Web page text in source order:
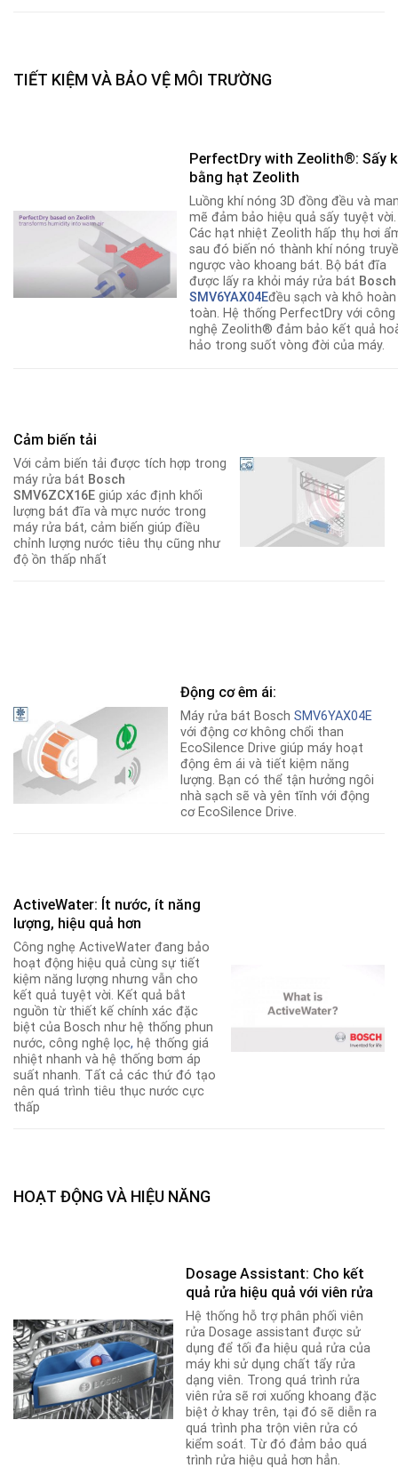
TIẾT KIỆM VÀ BẢO VỆ MÔI TRƯỜNG
PerfectDry with Zeolith®: Sấy
bằng hạt Zeolith
Luồng khí nóng 3D đồng đều và
mẽ đảm bảo hiệu quả sấy tuyệt vời.
Các hạt nhiệt Zeolith hấp thụ hơi
sau đó biến nó thành khí nóng
ngược vào khoang bát. Bộ bát đĩa
được lấy ra khỏi máy rửa bát Bosch
SMV6YAX04Eđều sạch và khô hoàn
toàn. Hệ thống PerfectDry với công
nghệ Zeolith® đảm bảo kết quả
hảo trong suốt vòng đời của máy.
Cảm biến tải
Với cảm biến tải được tích hợp trong
máy rửa bát Bosch
SMV6ZCX16E giúp xác định khối
lượng bát đĩa và mực nước trong
máy rửa bát, cảm biến giúp điều
chỉnh lượng nước tiêu thụ cũng như
độ ồn thấp nhất
Động cơ êm ái:
Máy rửa bát BoschSMV6YAX04E
với động cơ không chổi than
EcoSilence Drive giúp máy hoạt
động êm ái và tiết kiệm năng
lượng. Bạn có thể tận hưởng ngôi
nhà sạch sẽ và yên tĩnh với động
cơ EcoSilence Drive.
ActiveWater: Ít nước, ít năng
lượng, hiệu quả hơn
Công nghẹ ActiveWater đang bảo
hoạt động hiệu quả cùng sự tiết
kiệm năng lượng nhưng vẫn cho
kết quả tuyệt vời. Kết quả bắt
nguồn từ thiết kế chính xác đặc
biệt của Bosch như hệ thống phun
nước, công nghệ lọc, hệ thống giá
nhiệt nhanh và hệ thống bơm áp
suất nhanh. Tất cả các thứ đó tạo
nên quá trình tiêu thục nước cực
thấp
HOẠT ĐỘNG VÀ HIỆU NĂNG
Dosage Assistant: Cho kết
quả rửa hiệu quả với viên rửa
Hệ thống hỗ trợ phân phối viên
rửa Dosage assistant được sử
dụng để tối đa hiệu quả rửa của
máy khi sử dụng chất tẩy rửa
dạng viên. Trong quá trình rửa
viên rửa sẽ rơi xuống khoang đặc
biệt ở khay trên, tại đó sẽ diễn ra
quá trình pha trộn viên rửa có
kiểm soát. Từ đó đảm bảo quá
trình rửa hiệu quả hơn hẳn.